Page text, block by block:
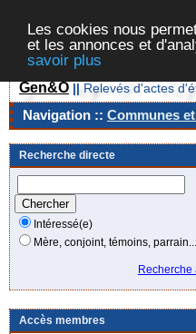
Les cookies nous
et les annonces et
savoir plus
Gen&O || Relevés d'actes
Navigation :: Communes
Recherche directe
Intéressé(e)
Mère, conjoint, témoins, parrain...
Recherche
Accès membres